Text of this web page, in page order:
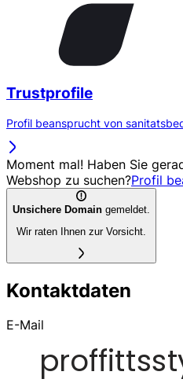
Trustprofile
Profil beansprucht von
Moment mal! Haben Sie
Webshop zu suchen?Profil
Unsichere Domain gemeldet.
Wir raten Ihnen zur Vorsicht.
Kontaktdaten
E-Mail